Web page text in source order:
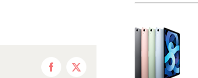
Facebook
X